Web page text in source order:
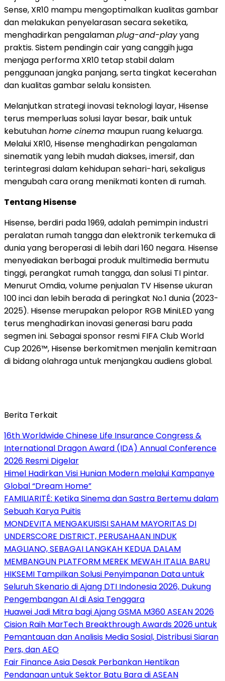
Sense, XR10 mampu mengoptimalkan kualitas gambar
dan melakukan penyelarasan secara seketika,
menghadirkan pengalamanplug-and-playyang
praktis. Sistem pendingin cair yang canggih juga
menjaga performa XR10 tetap stabil dalam
penggunaan jangka panjang, serta tingkat kecerahan
dan kualitas gambar selalu konsisten.
Melanjutkan strategi inovasi teknologi layar, Hisense
terus memperluas solusi layar besar, baik untuk
kebutuhanhome cinema maupun ruang keluarga.
Melalui XR10, Hisense menghadirkan pengalaman
sinematik yang lebih mudah diakses, imersif, dan
terintegrasi dalam kehidupan sehari-hari, sekaligus
mengubah cara orang menikmati konten di rumah.
Tentang Hisense
Hisense, berdiri pada 1969, adalah pemimpin industri
peralatan rumah tangga dan elektronik terkemuka di
dunia yang beroperasi di lebih dari 160 negara. Hisense
menyediakan berbagai produk multimedia bermutu
tinggi, perangkat rumah tangga, dan solusi TI pintar.
Menurut Omdia, volume penjualan TV Hisense ukuran
100 inci dan lebih berada di peringkat No.1 dunia (2023-
2025). Hisense merupakan pelopor RGB MiniLED yang
terus menghadirkan inovasi generasi baru pada
segmen ini. Sebagai sponsor resmi FIFA Club World
Cup 2026™, Hisense berkomitmen menjalin kemitraan
di bidang olahraga untuk menjangkau audiens global.
Berita Terkait
16th Worldwide Chinese Life Insurance Congress &
International Dragon Award (IDA) Annual Conference
2026 Resmi Digelar
Himel Hadirkan Visi Hunian Modern melalui Kampanye
Global “Dream Home”
FAMILIARITÉ: Ketika Sinema dan Sastra Bertemu dalam
Sebuah Karya Puitis
MONDEVITA MENGAKUISISI SAHAM MAYORITAS DI
UNDERSCORE DISTRICT, PERUSAHAAN INDUK
MAGLIANO, SEBAGAI LANGKAH KEDUA DALAM
MEMBANGUN PLATFORM MEREK MEWAH ITALIA BARU
HIKSEMI Tampilkan Solusi Penyimpanan Data untuk
Seluruh Skenario di Ajang DTI Indonesia 2026, Dukung
Pengembangan AI di Asia Tenggara
Huawei Jadi Mitra bagi Ajang GSMA M360 ASEAN 2026
Cision Raih MarTech Breakthrough Awards 2026 untuk
Pemantauan dan Analisis Media Sosial, Distribusi Siaran
Pers, dan AEO
Fair Finance Asia Desak Perbankan Hentikan
Pendanaan untuk Sektor Batu Bara di ASEAN